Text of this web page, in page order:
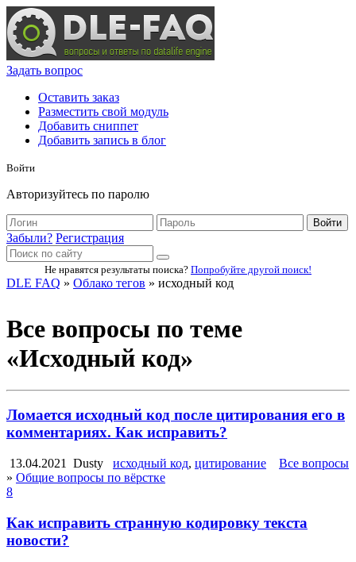
Задать вопрос
Оставить заказ
Разместить свой модуль
Добавить сниппет
Добавить запись в блог
Войти
Авторизуйтесь по паролю
Войти
Забыли? Регистрация
Не нравятся результаты поиска? Попробуйте другой поиск!
DLE FAQ » Облако тегов » исходный код
Все вопросы по теме
«Исходный код»
Ломается исходный код после цитирования его в
комментариях. Как исправить?
13.04.2021 Dusty исходный код, цитирование
Все вопросы
» Общие вопросы по вёрстке
8
Как исправить странную кодировку текста
новости?